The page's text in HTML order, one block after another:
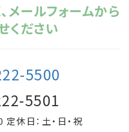
メールフォームから
ください
5500
5501
休日：土・日・祝